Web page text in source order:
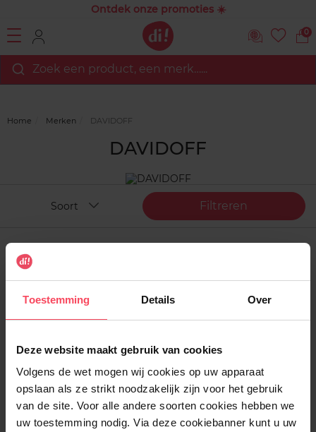
Toestemming Details Over
Deze website maakt gebruik van cookies
Volgens de wet mogen wij cookies op uw apparaat
opslaan als ze strikt noodzakelijk zijn voor het gebruik
van de site. Voor alle andere soorten cookies hebben we
uw toestemming nodig. Via deze cookiebanner kunt u uw
Ontdek onze promoties ☀️
0
Zoek een product, een merk…...
Home Merken DAVIDOFF
DAVIDOFF
Filtreren
Soort
Cool Water Woman
Eau de Toilette